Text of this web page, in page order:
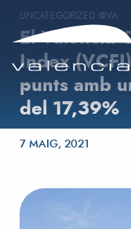
UNCATEGORIZED @VA
El Valencia
Index
punts amb
del 17,39%
Posted on
7 MAIG, 2021